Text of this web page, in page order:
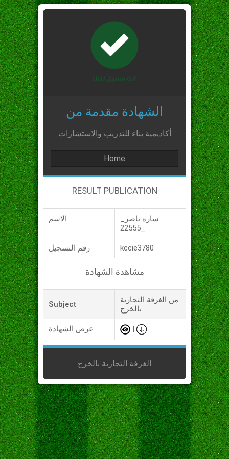
الشهادة مقدمة من
أكاديمية بناء للتدريب والاستشارات
Home
RESULT PUBLICATION
الاسم
ساره ناصر_
رقم التسجيل kccie3780
مشاهدة الشهادة
Subject
من الغرفة التجارية
بالخرج
عرض الشهادة
الغرفة التجارية بالخرج